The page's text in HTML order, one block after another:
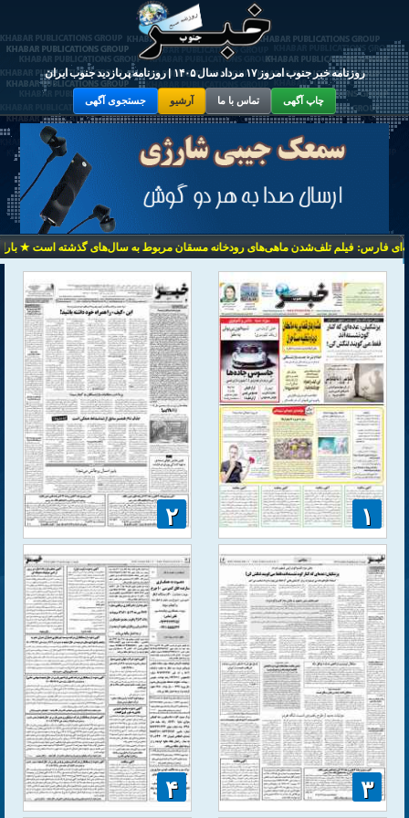
روزنامه خبر جنوب امروز ۱۷ مرداد سال ۱۴۰۵ | روزنامه پربازدید جنوب ایران
جستجوی آگهی آرشیو تماس با ما چاپ آگهی
۱ ۲
۳ ۴